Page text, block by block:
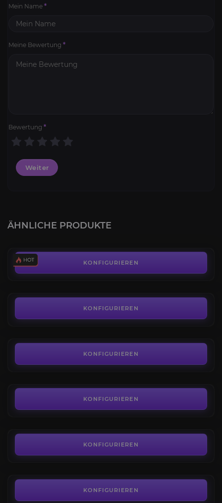
Mein Name *
Meine Bewertung *
Bewertung *
Weiter
ÄHNLICHE PRODUKTE
KONFIGURIEREN
Die Ackerbauern
KONFIGURIEREN
KONFIGURIEREN
KONFIGURIEREN
Bergbau
KONFIGURIEREN
KONFIGURIEREN